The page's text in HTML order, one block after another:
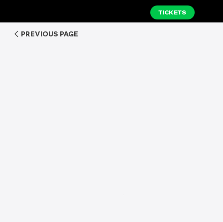
TICKETS
PREVIOUS PAGE